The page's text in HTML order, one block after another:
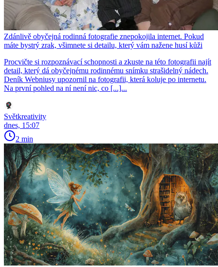
Zdánlivě obyčejná rodinná fotografie znepokojila internet. Pokud
máte bystrý zrak, všimnete si detailu, který vám nažene husí kůži
Procvičte si rozpoznávací schopnosti a zkuste na této fotografii najít
detail, který dá obyčejnému rodinnému snímku strašidelný nádech.
Deník Webniusy upozornil na fotografii, která koluje po internetu.
Na první pohled na ní není nic, co [...]...
Světkreativity
dnes, 15:07
2 min